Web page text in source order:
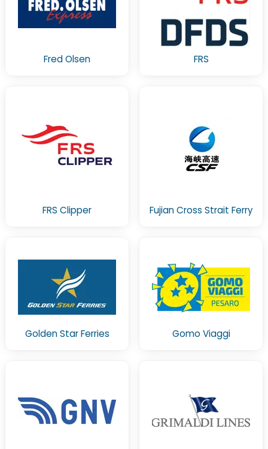
Fred Olsen FRS
FRS Clipper Fujian Cross Strait Ferry
Golden Star Ferries Gomo Viaggi